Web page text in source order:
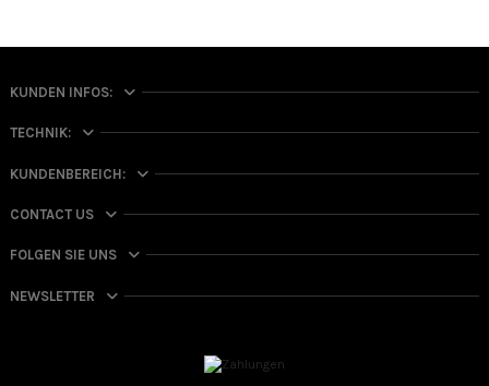
KUNDEN INFOS:
TECHNIK:
KUNDENBEREICH:
CONTACT US
FOLGEN SIE UNS
NEWSLETTER